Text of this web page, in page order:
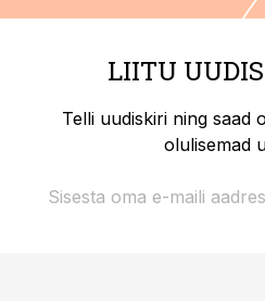
LIITU
Telli uudiskiri ning saad
olulisemad